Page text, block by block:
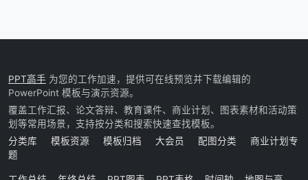
PPT高手 为您的工作加速，提供可在线预览并下载编辑的
PowerPoint 模板与演示资源。
覆盖工作汇报、论文答辩、教育课件、商业计划、图表素材和活动策
划等常用场景，支持按分类和搜索快速查找模板。
分类库
模板资源 模板归档 大会员 配图分类
商业计划专
题